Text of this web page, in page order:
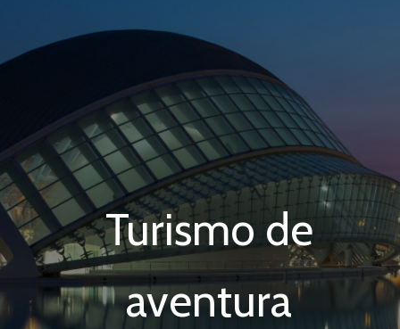
Turismo de
aventura